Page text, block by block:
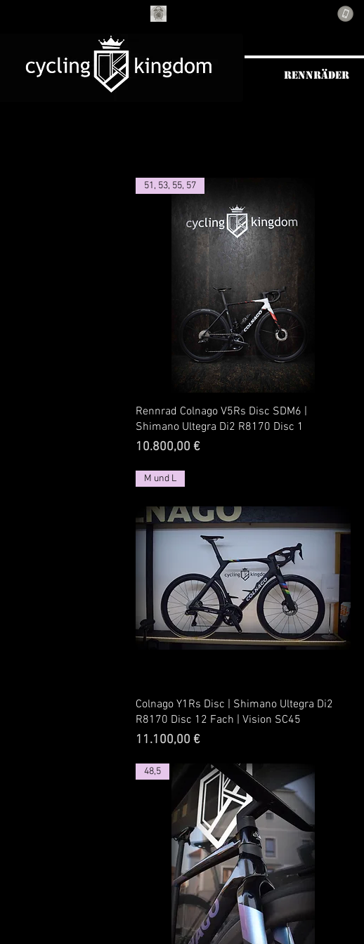
RENNRÄDER
51, 53, 55, 57
Rennrad Colnago V5Rs Disc SDM6 |
Shimano Ultegra Di2 R8170 Disc 1
Preis
10.800,00 €
M und L
Colnago Y1Rs Disc | Shimano Ultegra Di2
R8170 Disc 12 Fach | Vision SC45
Preis
11.100,00 €
48,5